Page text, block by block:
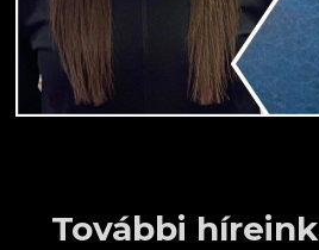
További híreink